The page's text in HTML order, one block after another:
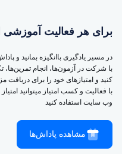
برای هر فعالیت آموزشی
در مسیر یادگیری باانگیزه بمانید و
با شرکت در آزمون‌ها، انجام
کنید و امتیازهای خود را برای دریافت
با فعالیت و کسب امتیاز میتوانید
وب سایت استفاده کنید
مشاهده پاداش‌ها